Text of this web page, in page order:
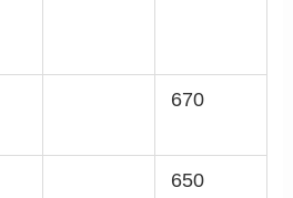
670
650